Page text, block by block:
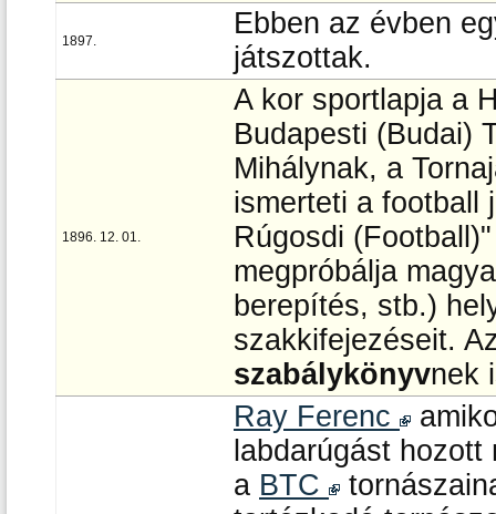
1897.
Ebben az évben
játszottak.
1896. 12. 01.
A kor sportlapja a
Budapesti (Budai)
Mihálynak, a
ismerteti a football
Rúgosdi
megpróbálja
berepítés, stb.)
szakkifejezéseit.
szabálykönyvnek
Ray Ferenc
labdarúgást
a BTC